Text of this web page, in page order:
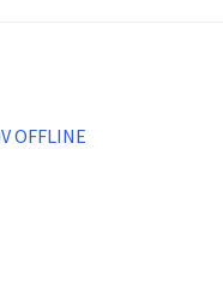
OFFLINE